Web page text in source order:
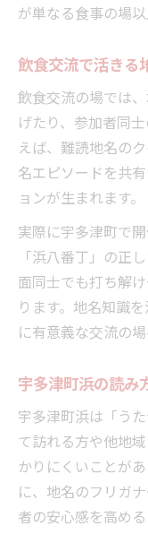
が単なる食事の場
飲食交流で活きる
飲食交流の場では
げたり、参加者同
えば、難読地名の
名エピソードを共
ョンが生まれます。
実際に宇多津町で
「浜八番丁」の正
面同士でも打ち解
ります。地名知識
に有意義な交流の場
宇多津町浜の読み
宇多津町浜は「う
て訪れる方や他地
かりにくいことが
に、地名のフリガ
者の安心感を高める